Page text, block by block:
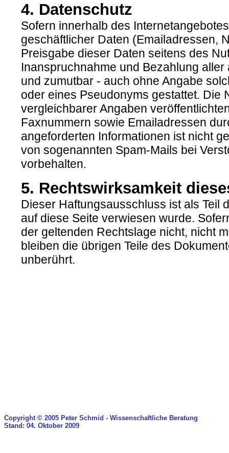
4. Datenschutz
Sofern innerhalb des
geschäftlicher Daten (Emailadressen,
Preisgabe dieser Daten seitens des
Inanspruchnahme und Bezahlung
und zumutbar - auch ohne Angabe
oder eines Pseudonyms gestattet. Die
vergleichbarer Angaben
Faxnummern sowie Emailadressen
angeforderten Informationen ist nicht
von sogenannten Spam-Mails bei
vorbehalten.
5. Rechtswirksamkeit
Dieser Haftungsausschluss ist als Teil
auf diese Seite verwiesen wurde.
der geltenden Rechtslage nicht, nicht
bleiben die übrigen Teile des
unberührt.
Copyright © 2005 Peter Schmid - Wissenschaftliche Beratung
Stand: 04. Oktober 2009